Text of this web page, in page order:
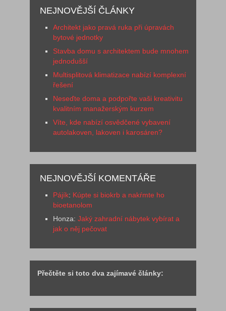
NEJNOVĚJŠÍ ČLÁNKY
Architekt jako pravá ruka při úpravách
bytové jednotky
Stavba domu s architektem bude mnohem
jednodušší
Multisplitová klimatizace nabízí komplexní
řešení
Neseďte doma a podpořte vaši kreativitu
kvalitním manažerským kurzem
Víte, kde nabízí osvědčené vybavení
autolakoven, lakoven i karosáren?
NEJNOVĚJŠÍ KOMENTÁŘE
Pájík: Kúpte si biokrb a nakŕmte ho
bioetanolom
Honza: Jaký zahradní nábytek vybírat a
jak o něj pečovat
Přečtěte si toto dva zajímavé články: